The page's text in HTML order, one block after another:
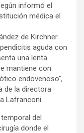
informó el
médica el
de Kirchner
aguda con
una lenta
mantiene con
endovenoso”,
de la directora
Lafranconi.
del
donde el